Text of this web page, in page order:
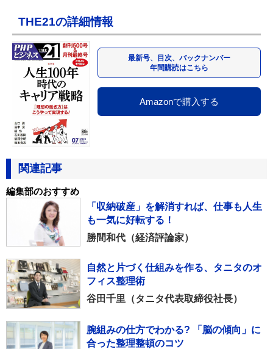
THE21の詳細情報
最新号、目次、バックナンバー
年間購読はこちら
Amazonで購入する
関連記事
編集部のおすすめ
「収納破産」を解消すれば、仕事も人生
も一気に好転する！
勝間和代（経済評論家）
自然と片づく仕組みを作る、タニタのオ
フィス整理術
谷田千里（タニタ代表取締役社長）
腕組みの仕方でわかる? 「脳の傾向」に
合った整理整頓のコツ